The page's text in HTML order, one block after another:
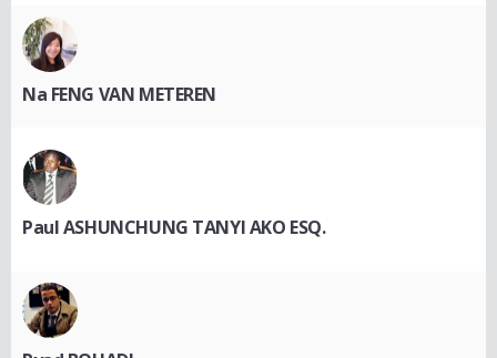
Na FENG VAN METEREN
Paul ASHUNCHUNG TANYI AKO ESQ.